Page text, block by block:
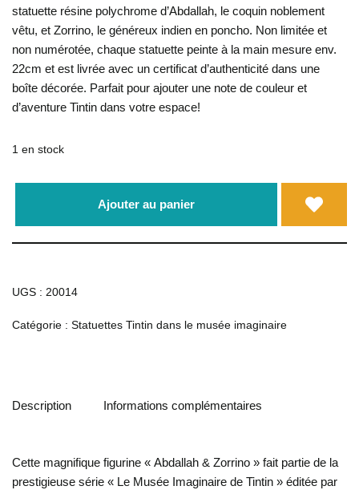
statuette résine polychrome d’Abdallah, le coquin noblement
vêtu, et Zorrino, le généreux indien en poncho. Non limitée et
non numérotée, chaque statuette peinte à la main mesure env.
22cm et est livrée avec un certificat d’authenticité dans une
boîte décorée. Parfait pour ajouter une note de couleur et
d’aventure Tintin dans votre espace!
1 en stock
Ajouter au panier
UGS : 20014
Catégorie : Statuettes Tintin dans le musée imaginaire
Description Informations complémentaires
Cette magnifique figurine « Abdallah & Zorrino » fait partie de la
prestigieuse série « Le Musée Imaginaire de Tintin » éditée par